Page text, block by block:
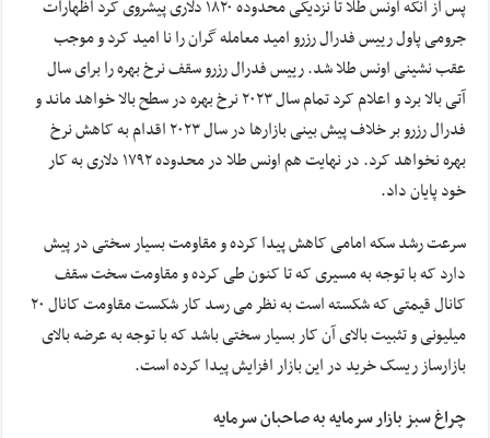
پس از آنکه اونس طلا تا نزدیکی محدوده ۱۸۲۰ دلاری پیشروی کرد اظهارات
جرومی پاول رییس فدرال رزرو امید معامله گران را نا امید کرد و موجب
عقب نشینی اونس طلا شد. رییس فدرال رزرو سقف نرخ بهره را برای سال
آتی بالا برد و اعلام کرد تمام سال ۲۰۲۳ نرخ بهره در سطح بالا خواهد ماند و
فدرال رزرو بر خلاف پیش بینی بازارها در سال ۲۰۲۳ اقدام به کاهش نرخ
بهره نخواهد کرد. در نهایت هم اونس طلا در محدوده ۱۷۹۲ دلاری به کار
خود پایان داد.
سرعت رشد سکه امامی کاهش پیدا کرده و مقاومت بسیار سختی در پیش
دارد که با توجه به مسیری که تا کنون طی کرده و مقاومت سخت سقف
کانال قیمتی که شکسته است به نظر می رسد کار شکست مقاومت کانال ۲۰
میلیونی و تثبیت بالای آن کار بسیار سختی باشد که با توجه به عرضه بالای
بازارساز ریسک خرید در این بازار افزایش پیدا کرده است.
چراغ سبز بازار سرمایه به صاحبان سرمایه